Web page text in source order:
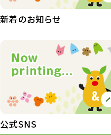
イベント
園内の様子
新着のお知らせ
公式SNS